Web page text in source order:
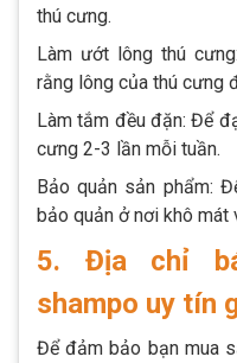
thú cưng.
Làm ướt lông thú
rằng lông của thú cưng
Làm tắm đều đặn: Để
cưng 2-3 lần mỗi tuần.
Bảo quản sản phẩm:
bảo quản ở nơi khô mát
5. Địa chỉ
shampo uy tín
Để đảm bảo bạn mua